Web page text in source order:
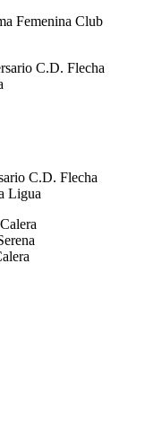
Femenina Club
C.D. Flecha
C.D. Flecha
Ligua